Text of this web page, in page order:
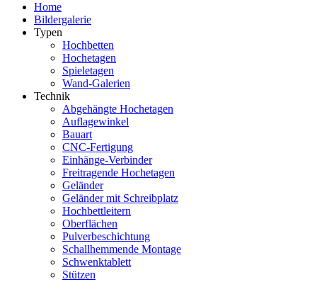
contentHome
Bildergalerie
Typen
Hochbetten
Hochetagen
Spieletagen
Wand-Galerien
Technik
Abgehängte Hochetagen
Auflagewinkel
Bauart
CNC-Fertigung
Einhänge-Verbinder
Freitragende Hochetagen
Geländer
Geländer mit Schreibplatz
Hochbettleitern
Oberflächen
Pulverbeschichtung
Schallhemmende Montage
Schwenktablett
Stützen